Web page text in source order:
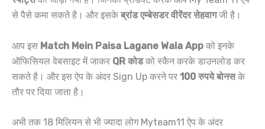
से पैसे कमा सकते है। और इसके ब्रांड एम्बेसडर वीरेंदर सेहवागजी है।
आप इस Match Mein Paisa Lagane Wala App को इनके
ऑफिसियल वेबसाइट में जाकर QR कोडको स्कैन करके डाउनलोड कर
सकते है। और इस ऐप के अंदर Sign Up करने पर 100 रुपये बोनसके
तौर पर दिया जाता है।
अभी तक 18 मिलियन से भी ज्यादा लोग Myteam11 ऐप के अंदर